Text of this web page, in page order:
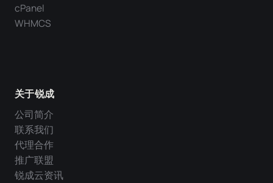
cPanel
WHMCS
关于锐成
公司简介
联系我们
代理合作
推广联盟
锐成云资讯